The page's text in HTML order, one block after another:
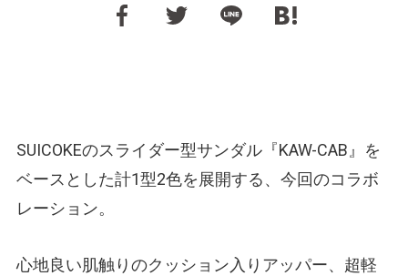
SUICOKEのスライダー型サンダル『KAW-CAB』を
ベースとした計1型2色を展開する、今回のコラボ
レーション。
心地良い肌触りのクッション入りアッパー、超軽